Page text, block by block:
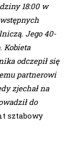
18:00 w
Jego 40-
Kobieta
odczepił się
partnerowi
zjechał na
do
sztabowy